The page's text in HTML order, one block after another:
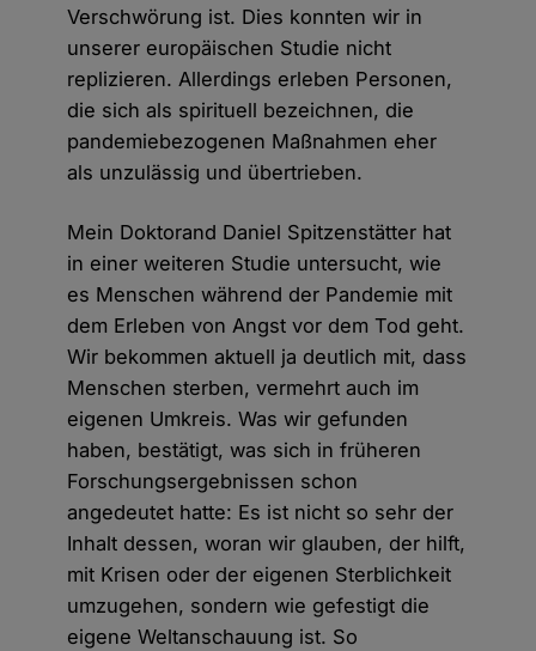
Verschwörung ist. Dies konnten wir in
unserer europäischen Studie nicht
replizieren. Allerdings erleben Personen,
die sich als spirituell bezeichnen, die
pandemiebezogenen Maßnahmen eher
als unzulässig und übertrieben.
Mein Doktorand Daniel Spitzenstätter hat
in einer weiteren Studie untersucht, wie
es Menschen während der Pandemie mit
dem Erleben von Angst vor dem Tod geht.
Wir bekommen aktuell ja deutlich mit, dass
Menschen sterben, vermehrt auch im
eigenen Umkreis. Was wir gefunden
haben, bestätigt, was sich in früheren
Forschungsergebnissen schon
angedeutet hatte: Es ist nicht so sehr der
Inhalt dessen, woran wir glauben, der hilft,
mit Krisen oder der eigenen Sterblichkeit
umzugehen, sondern wie gefestigt die
eigene Weltanschauung ist. So